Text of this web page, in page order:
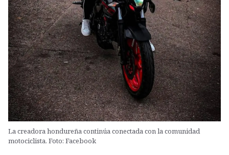
La creadora hondureña continúa conectada con la comunidad
motociclista. Foto: Facebook